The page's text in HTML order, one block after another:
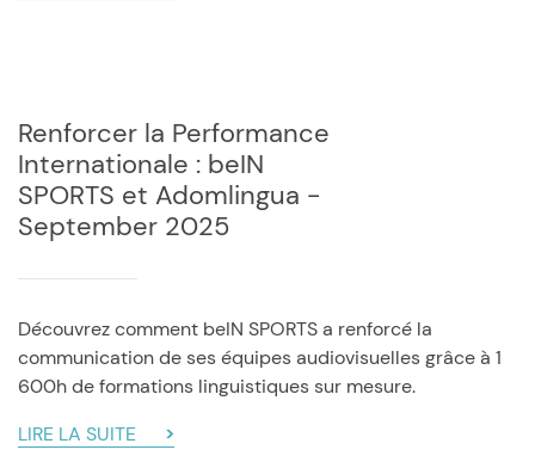
Renforcer la Performance
Internationale : beIN
SPORTS et Adomlingua -
September 2025
Découvrez comment beIN SPORTS a renforcé la
communication de ses équipes audiovisuelles grâce à 1
600h de formations linguistiques sur mesure.
LIRE LA SUITE